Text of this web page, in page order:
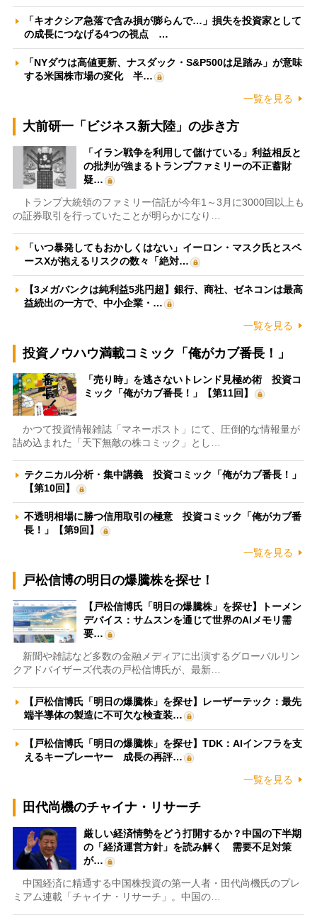
「キオクシア急落で含み損が膨らんで…」損失を投資家として
の成長につなげる4つの視点 …
「NYダウは高値更新、ナスダック・S&P500は足踏み」が意味
する米国株市場の変化 半…
一覧を見る
大前研一「ビジネス新大陸」の歩き方
「イラン戦争を利用して儲けている」利益相反と
の批判が強まるトランプファミリーの不正蓄財
疑…
トランプ大統領のファミリー信託が今年1～3月に3000回以上も
の証券取引を行っていたことが明らかになり…
「いつ暴発してもおかしくはない」イーロン・マスク氏とスペ
ースXが抱えるリスクの数々「絶対…
【3メガバンクは純利益5兆円超】銀行、商社、ゼネコンは最高
益続出の一方で、中小企業・…
一覧を見る
投資ノウハウ満載コミック「俺がカブ番長！」
「売り時」を逃さないトレンド見極め術 投資コ
ミック「俺がカブ番長！」【第11回】
かつて投資情報雑誌「マネーポスト」にて、圧倒的な情報量が
詰め込まれた「天下無敵の株コミック」とし…
テクニカル分析・集中講義 投資コミック「俺がカブ番長！」
【第10回】
不透明相場に勝つ信用取引の極意 投資コミック「俺がカブ番
長！」【第9回】
一覧を見る
戸松信博の明日の爆騰株を探せ！
【戸松信博氏「明日の爆騰株」を探せ】トーメン
デバイス：サムスンを通じて世界のAIメモリ需
要…
新聞や雑誌など多数の金融メディアに出演するグローバルリン
クアドバイザーズ代表の戸松信博氏が、最新…
【戸松信博氏「明日の爆騰株」を探せ】レーザーテック：最先
端半導体の製造に不可欠な検査装…
【戸松信博氏「明日の爆騰株」を探せ】TDK：AIインフラを支
えるキープレーヤー 成長の再評…
一覧を見る
田代尚機のチャイナ・リサーチ
厳しい経済情勢をどう打開するか？中国の下半期
の「経済運営方針」を読み解く 需要不足対策
が…
中国経済に精通する中国株投資の第一人者・田代尚機氏のプレ
ミアム連載「チャイナ・リサーチ」。中国の…